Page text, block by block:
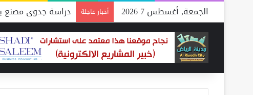
الجمعة, أغسطس 7 2026 أخبار عاجلة دراسة جدوى مصنع